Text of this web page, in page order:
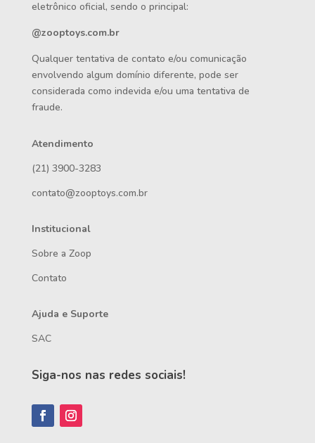
eletrônico oficial, sendo o principal:
@zooptoys.com.br
Qualquer tentativa de contato e/ou comunicação
envolvendo algum domínio diferente, pode ser
considerada como indevida e/ou uma tentativa de
fraude.
Atendimento
(21) 3900-3283
contato@zooptoys.com.br
Institucional
Sobre a Zoop
Contato
Ajuda e Suporte
SAC
Siga-nos nas redes sociais!